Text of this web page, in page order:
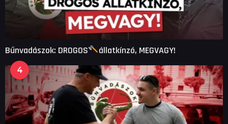
Bűnvadászok: DROGOS állatkínzó, MEGVAGY!
4